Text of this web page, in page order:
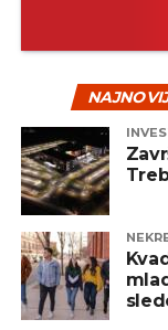
mješovite i
smanjuje
Zaključak